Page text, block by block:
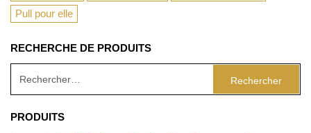
Pull pour elle
RECHERCHE DE PRODUITS
PRODUITS